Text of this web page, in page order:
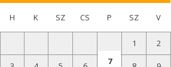
H K SZ CS P SZ V
1 2
7